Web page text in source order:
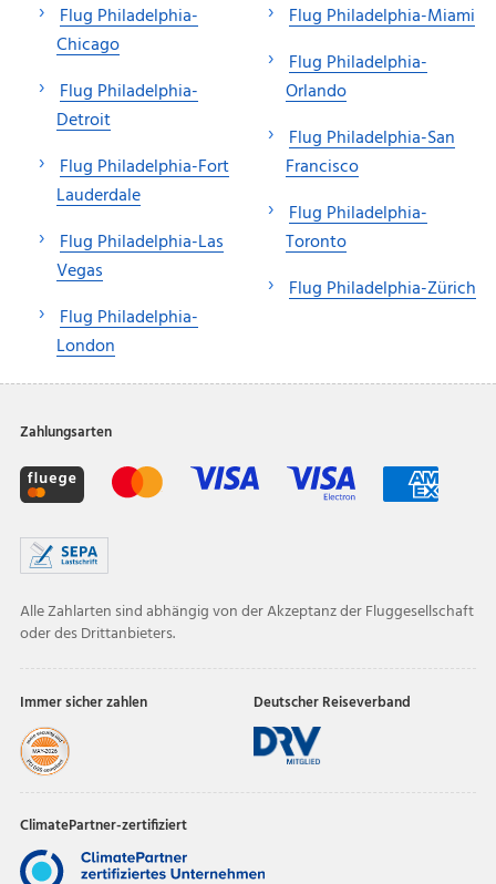
Flug Philadelphia-
Chicago
Flug Philadelphia-
Detroit
Flug Philadelphia-Fort
Lauderdale
Flug Philadelphia-Las
Vegas
Flug Philadelphia-
London
Flug Philadelphia-Miami
Flug Philadelphia-
Orlando
Flug Philadelphia-San
Francisco
Flug Philadelphia-
Toronto
Flug Philadelphia-Zürich